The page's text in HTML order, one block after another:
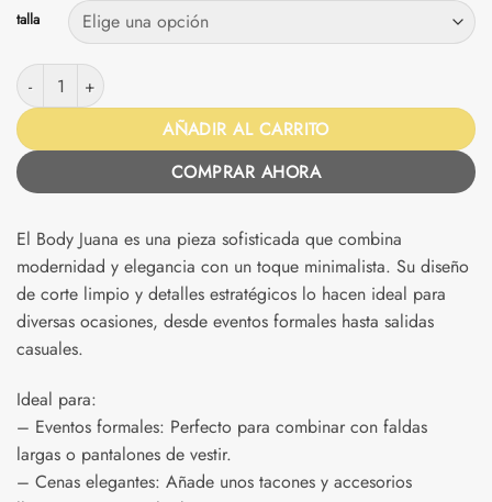
talla
Body Juana (varios colores disponibles) cantidad
AÑADIR AL CARRITO
COMPRAR AHORA
El Body Juana es una pieza sofisticada que combina
modernidad y elegancia con un toque minimalista. Su diseño
de corte limpio y detalles estratégicos lo hacen ideal para
diversas ocasiones, desde eventos formales hasta salidas
casuales.
Ideal para:
– Eventos formales: Perfecto para combinar con faldas
largas o pantalones de vestir.
– Cenas elegantes: Añade unos tacones y accesorios